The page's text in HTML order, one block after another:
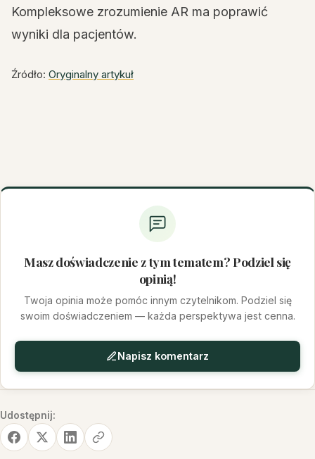
Kompleksowe zrozumienie AR ma poprawić
wyniki dla pacjentów.
Źródło: Oryginalny artykuł
Masz doświadczenie z tym tematem? Podziel się
opinią!
Twoja opinia może pomóc innym czytelnikom. Podziel się
swoim doświadczeniem — każda perspektywa jest cenna.
Napisz komentarz
Udostępnij: